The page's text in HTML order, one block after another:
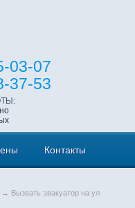
03-07
37-53
Контакты
→ Вызвать эвакуатор на ул